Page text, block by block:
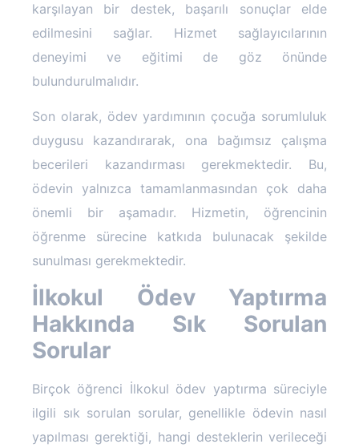
karşılayan bir destek, başarılı sonuçlar elde
edilmesini sağlar. Hizmet sağlayıcılarının
deneyimi ve eğitimi de göz önünde
bulundurulmalıdır.
Son olarak, ödev yardımının çocuğa sorumluluk
duygusu kazandırarak, ona bağımsız çalışma
becerileri kazandırması gerekmektedir. Bu,
ödevin yalnızca tamamlanmasından çok daha
önemli bir aşamadır. Hizmetin, öğrencinin
öğrenme sürecine katkıda bulunacak şekilde
sunulması gerekmektedir.
İlkokul Ödev Yaptırma
Hakkında Sık Sorulan
Sorular
Birçok öğrenci İlkokul ödev yaptırma süreciyle
ilgili sık sorulan sorular, genellikle ödevin nasıl
yapılması gerektiği, hangi desteklerin verileceği